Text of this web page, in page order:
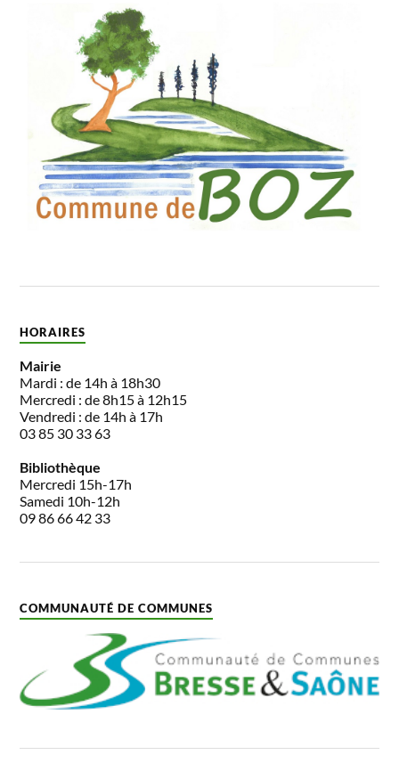
HORAIRES
Mairie
Mardi : de 14h à 18h30
Mercredi : de 8h15 à 12h15
Vendredi : de 14h à 17h
03 85 30 33 63
Bibliothèque
Mercredi 15h-17h
Samedi 10h-12h
09 86 66 42 33
COMMUNAUTÉ DE COMMUNES